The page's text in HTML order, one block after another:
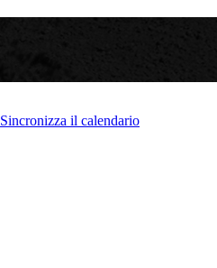
Sincronizza il calendario